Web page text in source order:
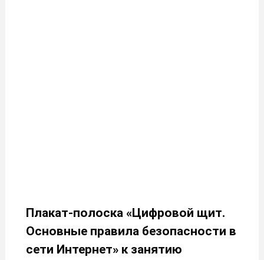
Плакат-полоска «Цифровой щит.
Основные правила безопасности в
сети Интернет» к занятию